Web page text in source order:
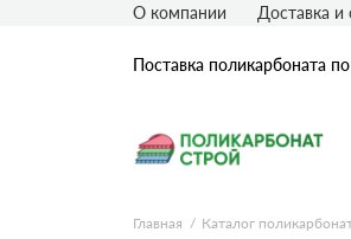
Поставка поликарбоната
Перейти в каталог
О компании Доставка и
Главная Каталог